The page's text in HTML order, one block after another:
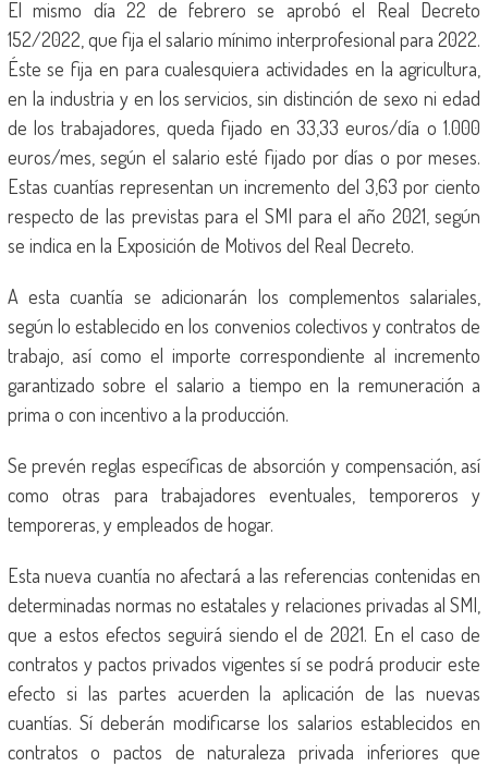
El mismo día 22 de febrero se aprobó el Real Decreto
152/2022, que fija el salario mínimo interprofesional para 2022.
Éste se fija en para cualesquiera actividades en la agricultura,
en la industria y en los servicios, sin distinción de sexo ni edad
de los trabajadores, queda fijado en 33,33 euros/día o 1.000
euros/mes, según el salario esté fijado por días o por meses.
Estas cuantías representan un incremento del 3,63 por ciento
respecto de las previstas para el SMI para el año 2021, según
se indica en la Exposición de Motivos del Real Decreto.
A esta cuantía se adicionarán los complementos salariales,
según lo establecido en los convenios colectivos y contratos de
trabajo, así como el importe correspondiente al incremento
garantizado sobre el salario a tiempo en la remuneración a
prima o con incentivo a la producción.
Se prevén reglas específicas de absorción y compensación, así
como otras para trabajadores eventuales, temporeros y
temporeras, y empleados de hogar.
Esta nueva cuantía no afectará a las referencias contenidas en
determinadas normas no estatales y relaciones privadas al SMI,
que a estos efectos seguirá siendo el de 2021. En el caso de
contratos y pactos privados vigentes sí se podrá producir este
efecto si las partes acuerden la aplicación de las nuevas
cuantías. Sí deberán modificarse los salarios establecidos en
contratos o pactos de naturaleza privada inferiores que